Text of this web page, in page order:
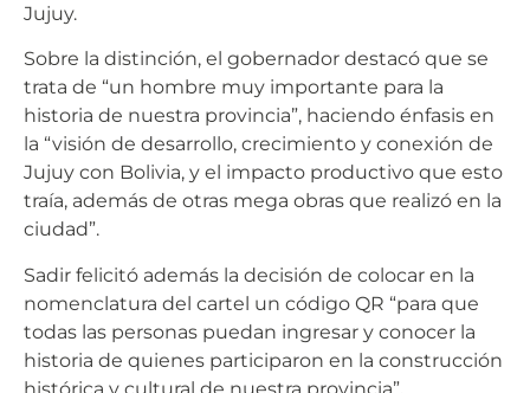
Jujuy.
Sobre la distinción, el gobernador destacó que se
trata de “un hombre muy importante para la
historia de nuestra provincia”, haciendo énfasis en
la “visión de desarrollo, crecimiento y conexión de
Jujuy con Bolivia, y el impacto productivo que esto
traía, además de otras mega obras que realizó en la
ciudad”.
Sadir felicitó además la decisión de colocar en la
nomenclatura del cartel un código QR “para que
todas las personas puedan ingresar y conocer la
historia de quienes participaron en la construcción